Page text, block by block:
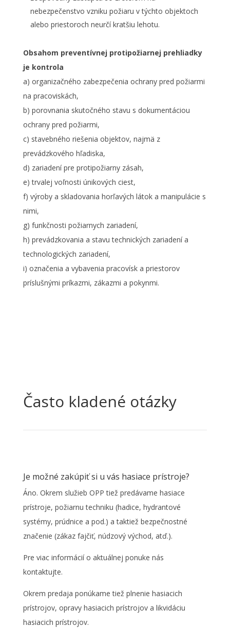
nebezpečenstvo vzniku požiaru v týchto objektoch
alebo priestoroch neurčí kratšiu lehotu.
Obsahom preventívnej protipožiarnej prehliadky
je kontrola
a) organizačného zabezpečenia ochrany pred požiarmi
na pracoviskách,
b) porovnania skutočného stavu s dokumentáciou
ochrany pred požiarmi,
c) stavebného riešenia objektov, najmä z
prevádzkového hľadiska,
d) zariadení pre protipožiarny zásah,
e) trvalej voľnosti únikových ciest,
f) výroby a skladovania horľavých látok a manipulácie s
nimi,
g) funkčnosti požiarnych zariadení,
h) prevádzkovania a stavu technických zariadení a
technologických zariadení,
i) označenia a vybavenia pracovísk a priestorov
príslušnými príkazmi, zákazmi a pokynmi.
Často kladené otázky
Je možné zakúpiť si u vás hasiace prístroje?
Áno. Okrem služieb OPP tiež predávame hasiace
prístroje, požiarnu techniku (hadice, hydrantové
systémy, prúdnice a pod.) a taktiež bezpečnostné
značenie (zákaz fajčiť, núdzový východ, atď.).
Pre viac informácií o aktuálnej ponuke nás
kontaktujte.
Okrem predaja ponúkame tiež plnenie hasiacich
prístrojov, opravy hasiacich prístrojov a likvidáciu
hasiacich prístrojov.